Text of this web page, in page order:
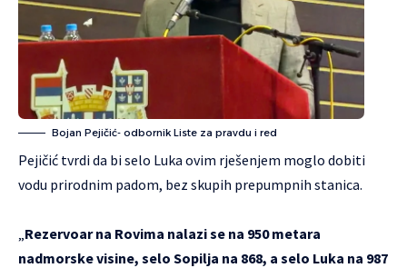
Bojan Pejičić- odbornik Liste za pravdu i red
Pejičić tvrdi da bi selo Luka ovim rješenjem moglo dobiti
vodu prirodnim padom, bez skupih prepumpnih stanica.
Rezervoar na Rovima nalazi se na 950 metara
nadmorske visine, selo Sopilja na 868, a selo Luka na 987